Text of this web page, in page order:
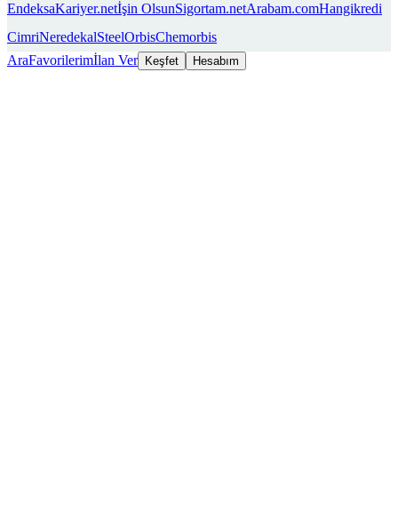
EndeksaKariyer.netİşin OlsunSigortam.netArabam.comHangikredi
CimriNeredekalSteelOrbisChemorbis
AraFavorilerimİlan Ver Keşfet Hesabım